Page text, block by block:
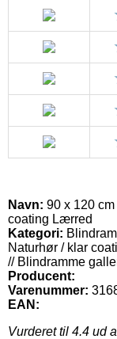
Navn: 90 x 120
coating Lærred
Kategori:
Naturhør / klar
// Blindramme
Producent:
Varenummer:
EAN:
Vurderet til 4.4 ud